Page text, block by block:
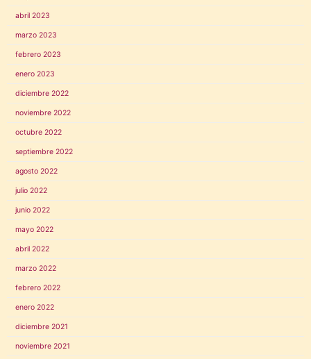
abril 2023
marzo 2023
febrero 2023
enero 2023
diciembre 2022
noviembre 2022
octubre 2022
septiembre 2022
agosto 2022
julio 2022
junio 2022
mayo 2022
abril 2022
marzo 2022
febrero 2022
enero 2022
diciembre 2021
noviembre 2021